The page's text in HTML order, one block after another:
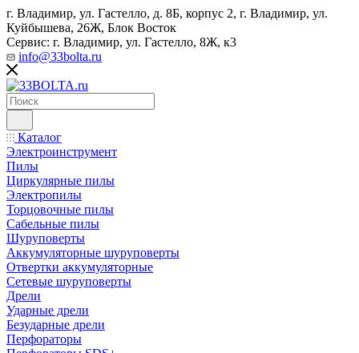
г. Владимир, ул. Гастелло, д. 8Б, корпус 2, г. Владимир, ул. ​
Куйбышева, 26Ж, Блок Восток
Сервис: г. Владимир, ул. Гастелло, 8Ж, к3
info@33bolta.ru
Каталог
Электроинструмент
Пилы
Циркулярные пилы
Электропилы
Торцовочные пилы
Сабельные пилы
Шуруповерты
Аккумуляторные шуруповерты
Отвертки аккумуляторные
Сетевые шуруповерты
Дрели
Ударные дрели
Безударные дрели
Перфораторы